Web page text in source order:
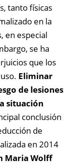
tanto físicas
en la
en especial
se ha
que los
Eliminar
de lesiones
situación
conclusión
de
en 2014
Maria Wolff